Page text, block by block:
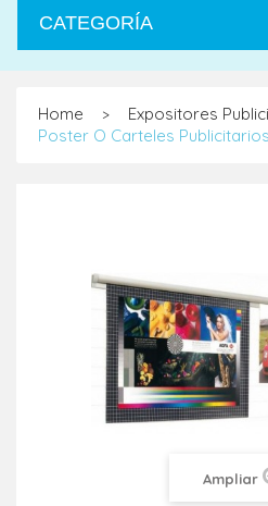
CATEGORÍA
Home > Expositores
Poster O Carteles
Ampliar